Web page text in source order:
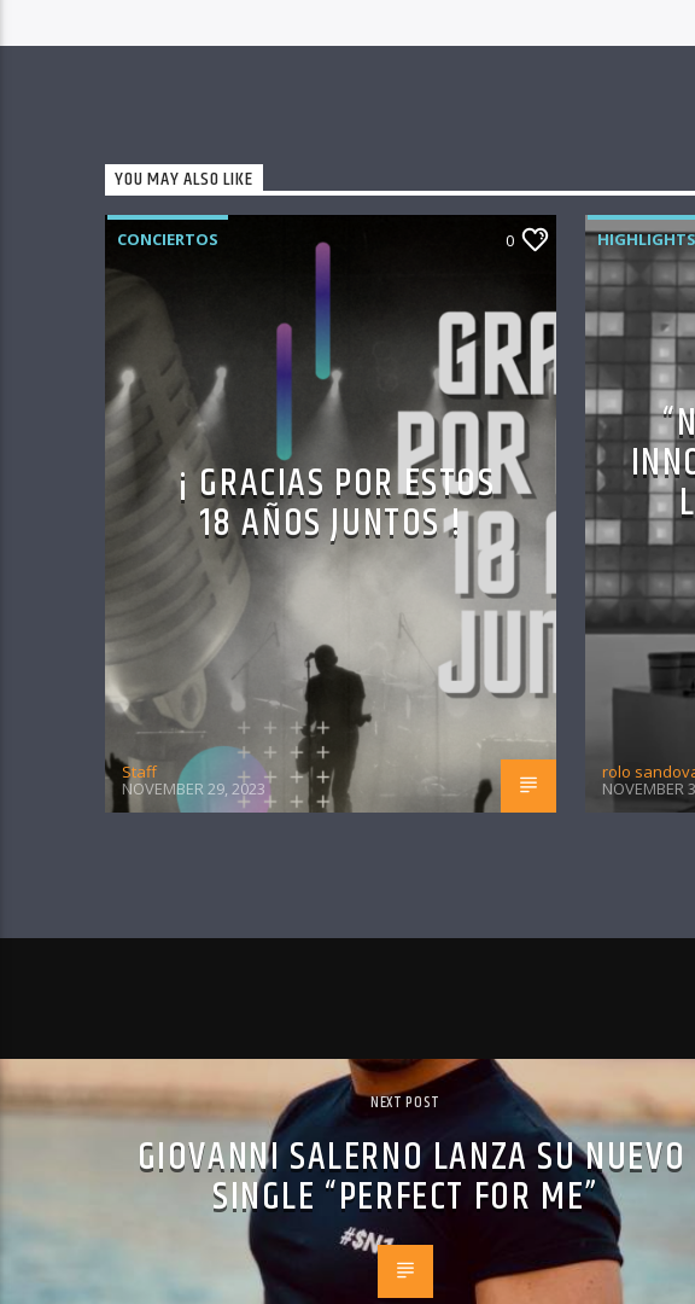
YOU MAY ALSO LIKE
CONCIERTOS 0
¡ GRACIAS POR ESTOS
18 AÑOS JUNTOS !
Staff
NOVEMBER 29, 2023
HIGHLIGHTS
rolo
NOVEMBER
NEXT POST
GIOVANNI SALERNO LANZA SU NUEVO
SINGLE “PERFECT FOR ME”